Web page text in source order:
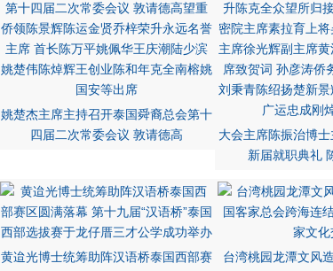
姚楚杰主席主持召开泰国舜裔总会第十
四届二次常委会议 敦请德高
大会主席陈振治博
新届就职典礼
黄迨光博士统筹助阵汉语桥泰国西部赛
台湾桃园龙潭文风